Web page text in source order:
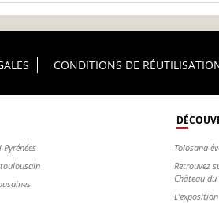
CONDITIONS DE
Tolosana
Retrouvez
Château du